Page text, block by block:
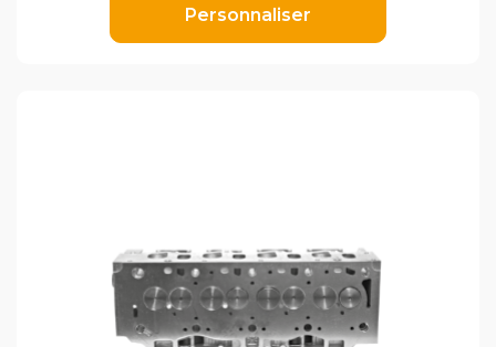
Personnaliser